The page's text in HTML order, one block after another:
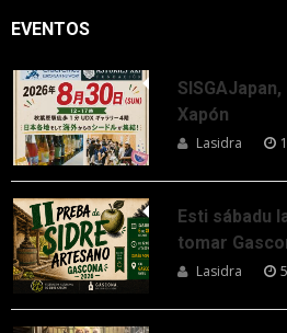
EVENTOS
Xapón
Lasidra
Esti sábadu
tomar
Lasidra